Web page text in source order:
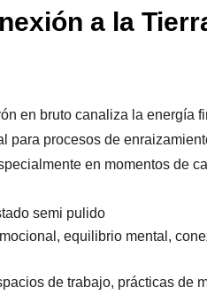
a la
en bruto canaliza la energía
para procesos de
en momentos de
semi pulido
equilibrio mental,
de trabajo, prácticas de